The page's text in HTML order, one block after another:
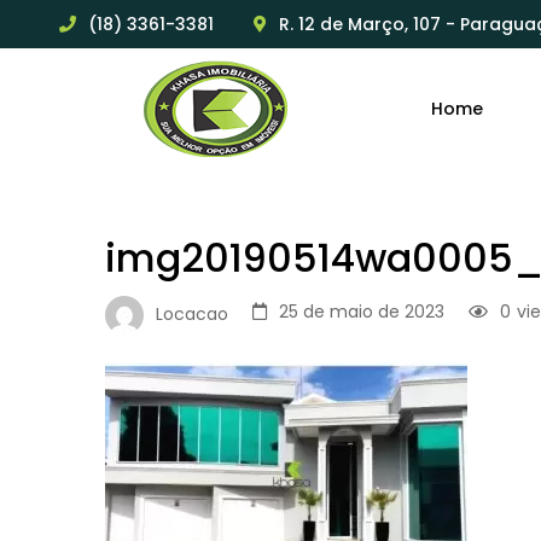
(18) 3361-3381 R. 12 de Março, 107 -
Home
Locacao 25 de maio de 2023 0